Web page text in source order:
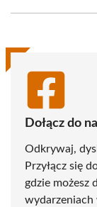
(Twitter)
Dołącz do
Odkrywaj,
Przyłącz się
gdzie możesz
wydarzeniach